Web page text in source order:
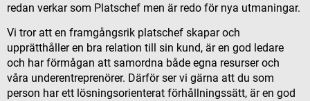
redan verkar som Platschef men är redo för nya utmaningar.
Vi tror att en framgångsrik platschef skapar och
upprätthåller en bra relation till sin kund, är en god ledare
och har förmågan att samordna både egna resurser och
våra underentreprenörer. Därför ser vi gärna att du som
person har ett lösningsorienterat förhållningssätt, är en god